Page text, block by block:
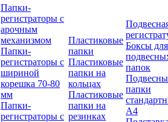
Папки-
регистраторы с
арочным
механизмом
Папки-
регистраторы с
шириной
корешка 70-80
мм
Папки-
регистраторы с
Пластиковые
папки
Пластиковые
папки на
кольцах
Пластиковые
папки на
резинках
Боксы для
папок
папки
А4